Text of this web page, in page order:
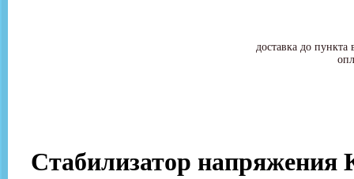
доставка до
Стабилизатор